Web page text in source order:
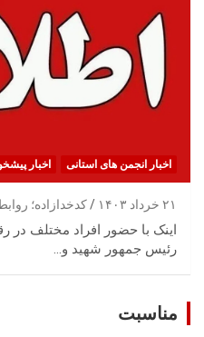
اخبار انجمن های استانی اخبار
۲۱ خرداد ۱۴۰۳ کدخدازاده؛
اینک با حضور افراد مختلف در
رئیس جمهور شهید و…
مناسبت